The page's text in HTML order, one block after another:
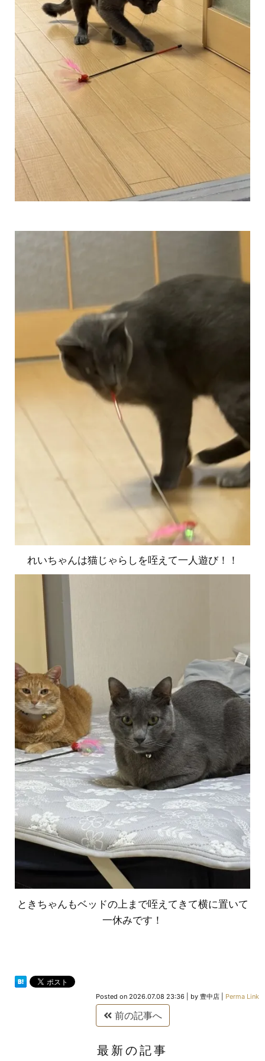
れいちゃんは猫じゃらしを咥えて一人遊び！！
ときちゃんもベッドの上まで咥えてきて横に置いて
一休みです！
Posted on 2026.07.08 23:36 by 豊中店 Perma Link
前の記事へ
最新の記事